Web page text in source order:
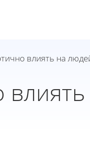
влиять на